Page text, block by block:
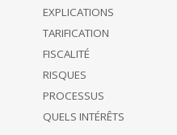
EXPLICATIONS
TARIFICATION
FISCALITÉ
RISQUES
PROCESSUS
QUELS INTÉRÊTS